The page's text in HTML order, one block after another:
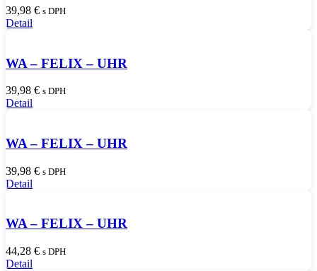
39,98 € s DPH
Detail
WA – FELIX – UHR
39,98 € s DPH
Detail
WA – FELIX – UHR
39,98 € s DPH
Detail
WA – FELIX – UHR
44,28 € s DPH
Detail